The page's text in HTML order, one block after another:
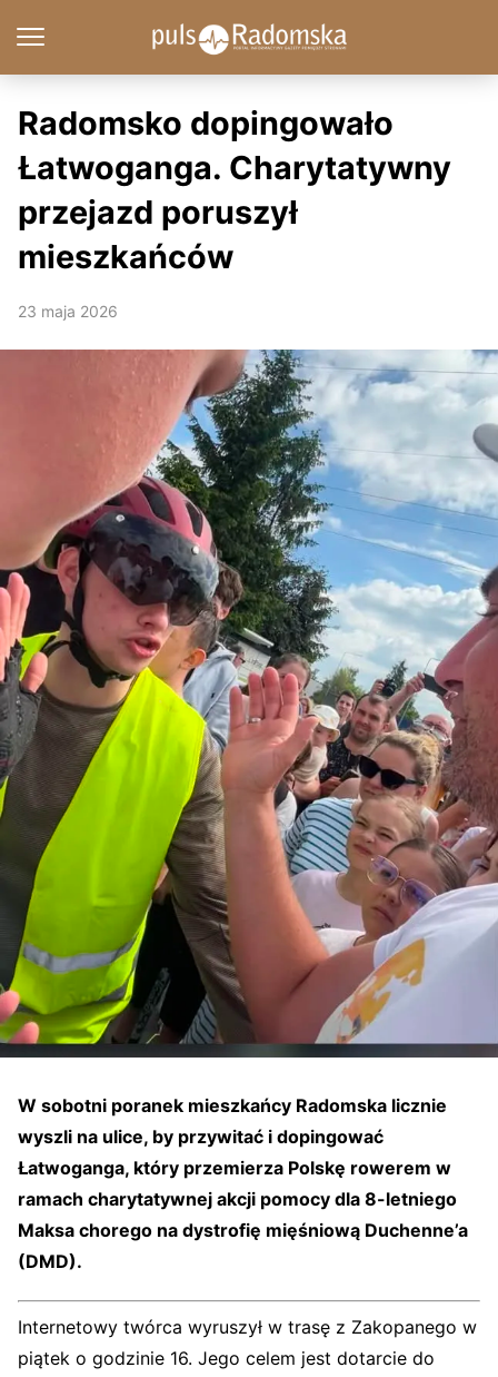
Radomsko dopingowało
Łatwoganga. Charytatywny
przejazd poruszył
mieszkańców
23 maja 2026
W sobotni poranek mieszkańcy Radomska licznie
wyszli na ulice, by przywitać i dopingować
Łatwoganga, który przemierza Polskę rowerem w
ramach charytatywnej akcji pomocy dla 8-letniego
Maksa chorego na dystrofię mięśniową Duchenne’a
(DMD).
Internetowy twórca wyruszył w trasę z Zakopanego w
piątek o godzinie 16. Jego celem jest dotarcie do